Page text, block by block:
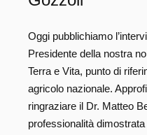
Oggi pubblichiamo
Presidente della nostra
Terra e Vita, punto di
agricolo nazionale.
ringraziare il Dr. Matteo
professionalità dimostrata